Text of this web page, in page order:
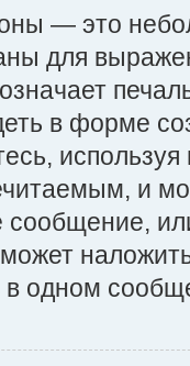
— это
для
в форме
используя
и
сообщение,
в одном